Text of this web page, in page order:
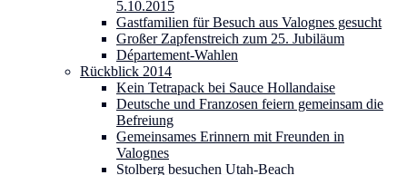
5.10.2015
Gastfamilien für Besuch aus Valognes gesucht
Großer Zapfenstreich zum 25. Jubiläum
Département-Wahlen
Rückblick 2014
Kein Tetrapack bei Sauce Hollandaise
Deutsche und Franzosen feiern gemeinsam die
Befreiung
Gemeinsames Erinnern mit Freunden in
Valognes
Stolberg besuchen Utah-Beach